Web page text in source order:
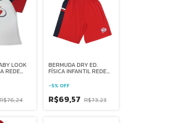
LOOK
REDE
R$76,24
BERMUDA DRY ED.
FÍSICA INFANTIL REDE
-5% OFF
R$69,57 R$73,23